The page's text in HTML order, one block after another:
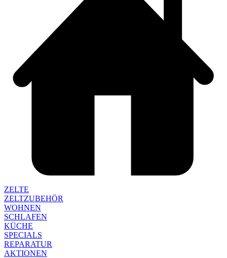
ZELTE
ZELTZUBEHÖR
WOHNEN
SCHLAFEN
KÜCHE
SPECIALS
REPARATUR
AKTIONEN